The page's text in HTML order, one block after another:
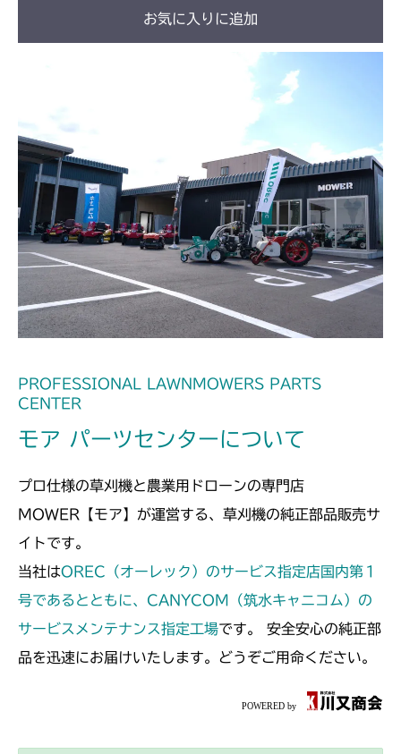
お気に入りに追加
PROFESSIONAL LAWNMOWERS PARTS
CENTER
モア パーツセンターについて
プロ仕様の草刈機と農業用ドローンの専門店
MOWER【モア】が運営する、草刈機の純正部品販売サ
イトです。
当社はOREC（オーレック）のサービス指定店国内第１
号であるとともに、CANYCOM（筑水キャニコム）の
サービスメンテナンス指定工場です。 安全安心の純正部
品を迅速にお届けいたします。どうぞご用命ください。